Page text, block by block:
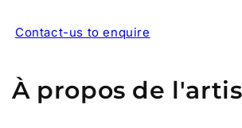
Contact-us to enquire
À propos de